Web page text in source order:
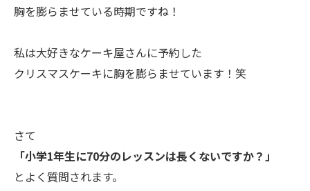
胸を膨らませている時期ですね！
私は大好きなケーキ屋さんに予約した
クリスマスケーキに胸を膨らませています！笑
さて
「小学1年生に70分のレッスンは長くないですか？」
とよく質問されます。